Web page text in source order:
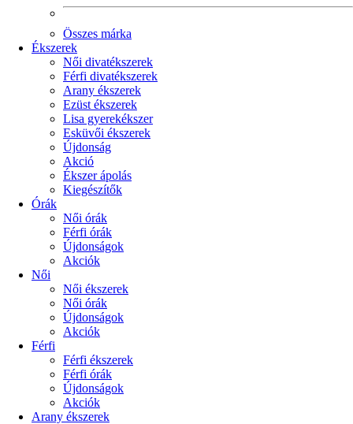
Összes márka
Ékszerek
Női divatékszerek
Férfi divatékszerek
Arany ékszerek
Ezüst ékszerek
Lisa gyerekékszer
Esküvői ékszerek
Újdonság
Akció
Ékszer ápolás
Kiegészítők
Órák
Női órák
Férfi órák
Újdonságok
Akciók
Női
Női ékszerek
Női órák
Újdonságok
Akciók
Férfi
Férfi ékszerek
Férfi órák
Újdonságok
Akciók
Arany ékszerek